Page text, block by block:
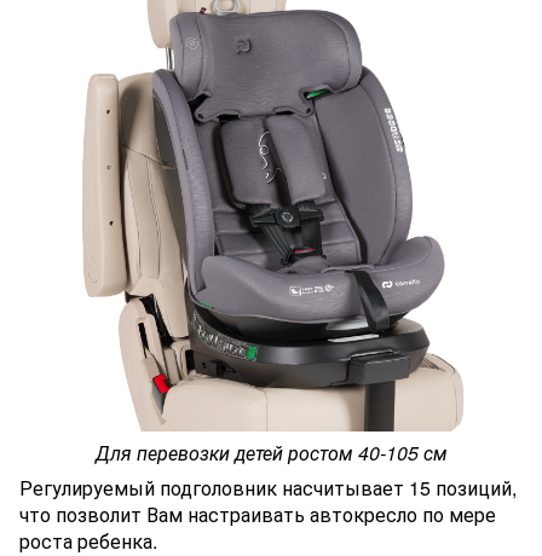
Для перевозки детей ростом 40-105 см
Регулируемый подголовник насчитывает 15 позиций,
что позволит Вам настраивать автокресло по мере
роста ребенка.